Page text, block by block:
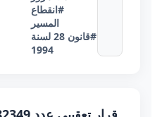
#انقطاع
المسير
#قانون 28 لسنة
1994